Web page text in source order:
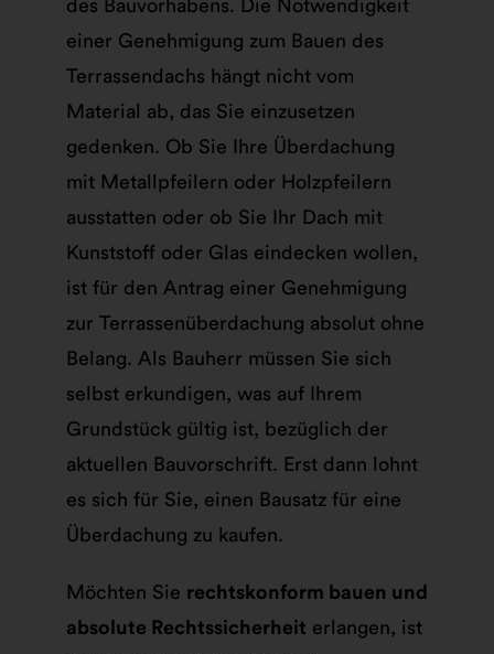
des Bauvorhabens. Die Notwendigkeit
einer Genehmigung zum Bauen des
Terrassendachs hängt nicht vom
Material ab, das Sie einzusetzen
gedenken. Ob Sie Ihre Überdachung
mit Metallpfeilern oder Holzpfeilern
ausstatten oder ob Sie Ihr Dach mit
Kunststoff oder Glas eindecken wollen,
ist für den Antrag einer Genehmigung
zur Terrassenüberdachung absolut ohne
Belang. Als Bauherr müssen Sie sich
selbst erkundigen, was auf Ihrem
Grundstück gültig ist, bezüglich der
aktuellen Bauvorschrift. Erst dann lohnt
es sich für Sie, einen Bausatz für eine
Überdachung zu kaufen.
Möchten Sie rechtskonform bauen und
absolute Rechtssicherheit erlangen, ist